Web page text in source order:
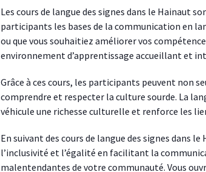
Les cours de langue des signes dans le Hainaut
participants les bases de la communication en
ou que vous souhaitiez améliorer vos
environnement d’apprentissage accueillant et
Grâce à ces cours, les participants peuvent non
comprendre et respecter la culture sourde. La
véhicule une richesse culturelle et renforce les
En suivant des cours de langue des signes dans
l’inclusivité et l’égalité en facilitant la
malentendantes de votre communauté. Vous